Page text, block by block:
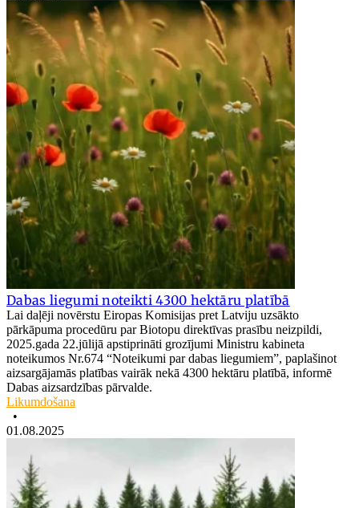
Dabas liegumi noteikti 4300 hektāru platībā
Lai daļēji novērstu Eiropas Komisijas pret Latviju uzsākto
pārkāpuma procedūru par Biotopu direktīvas prasību neizpildi,
2025.gada 22.jūlijā apstiprināti grozījumi Ministru kabineta
noteikumos Nr.674 “Noteikumi par dabas liegumiem”, paplašinot
aizsargājamās platības vairāk nekā 4300 hektāru platībā, informē
Dabas aizsardzības pārvalde.
Likumdošana
•
01.08.2025